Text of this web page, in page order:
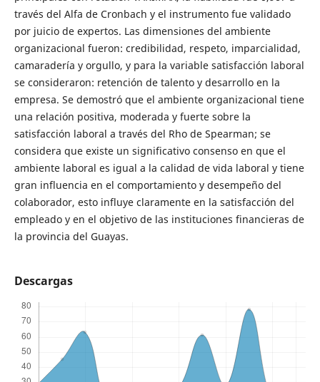
través del Alfa de Cronbach y el instrumento fue validado
por juicio de expertos. Las dimensiones del ambiente
organizacional fueron: credibilidad, respeto, imparcialidad,
camaradería y orgullo, y para la variable satisfacción laboral
se consideraron: retención de talento y desarrollo en la
empresa. Se demostró que el ambiente organizacional tiene
una relación positiva, moderada y fuerte sobre la
satisfacción laboral a través del Rho de Spearman; se
considera que existe un significativo consenso en que el
ambiente laboral es igual a la calidad de vida laboral y tiene
gran influencia en el comportamiento y desempeño del
colaborador, esto influye claramente en la satisfacción del
empleado y en el objetivo de las instituciones financieras de
la provincia del Guayas.
Descargas